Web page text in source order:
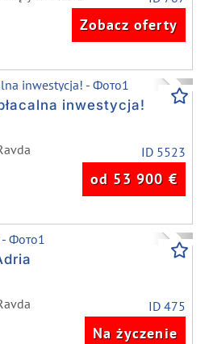
Zobacz oferty
Next
inwestycja!
ID 5523
od 53 900 €
Next
ID 475
Na życzenie